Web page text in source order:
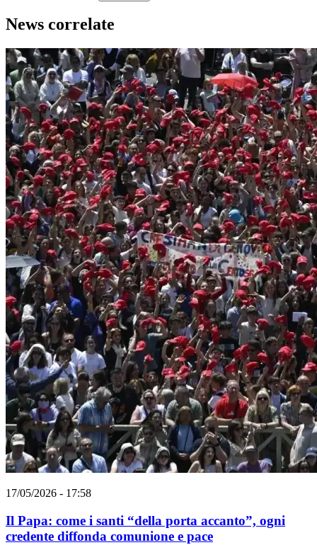
News correlate
17/05/2026 - 17:58
Il Papa: come i santi “della porta accanto”, ogni
credente diffonda comunione e pace